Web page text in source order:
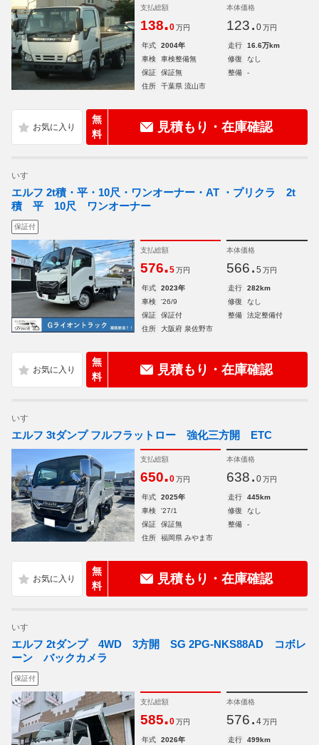
支払総額
138.0 万円
本体価格
123. 0 万円
年式 2004年 走行
16.6万km
車検
車検整備無 修復
なし
保証
保証無 整備
-
住所
千葉県 流山市
無
料
見積もり・在庫確認
いすゞ
エルフ 2t積・平・10尺・ワンオーナー・AT ・プリクラ 2t
積 平 10尺 ワンオーナー
保証付
支払総額
576.5 万円
本体価格
566. 5 万円
年式 2023年 走行
282km
車検
'26/9 修復
なし
保証
保証付 整備
法定整備付
住所
大阪府 泉佐野市
無
料
見積もり・在庫確認
いすゞ
エルフ 3tダンプ フルフラットロー 強化三方開 ETC
支払総額
650.0 万円
本体価格
638. 0 万円
年式 2025年 走行
445km
車検
'27/1 修復
なし
保証
保証無 整備
-
住所
福岡県 みやま市
無
料
見積もり・在庫確認
いすゞ
エルフ 2tダンプ 4WD 3方開 SG 2PG-NKS88AD コボレ
ーン バックカメラ
保証付
支払総額
585.0 万円
本体価格
576. 4 万円
年式 2026年 走行
499km